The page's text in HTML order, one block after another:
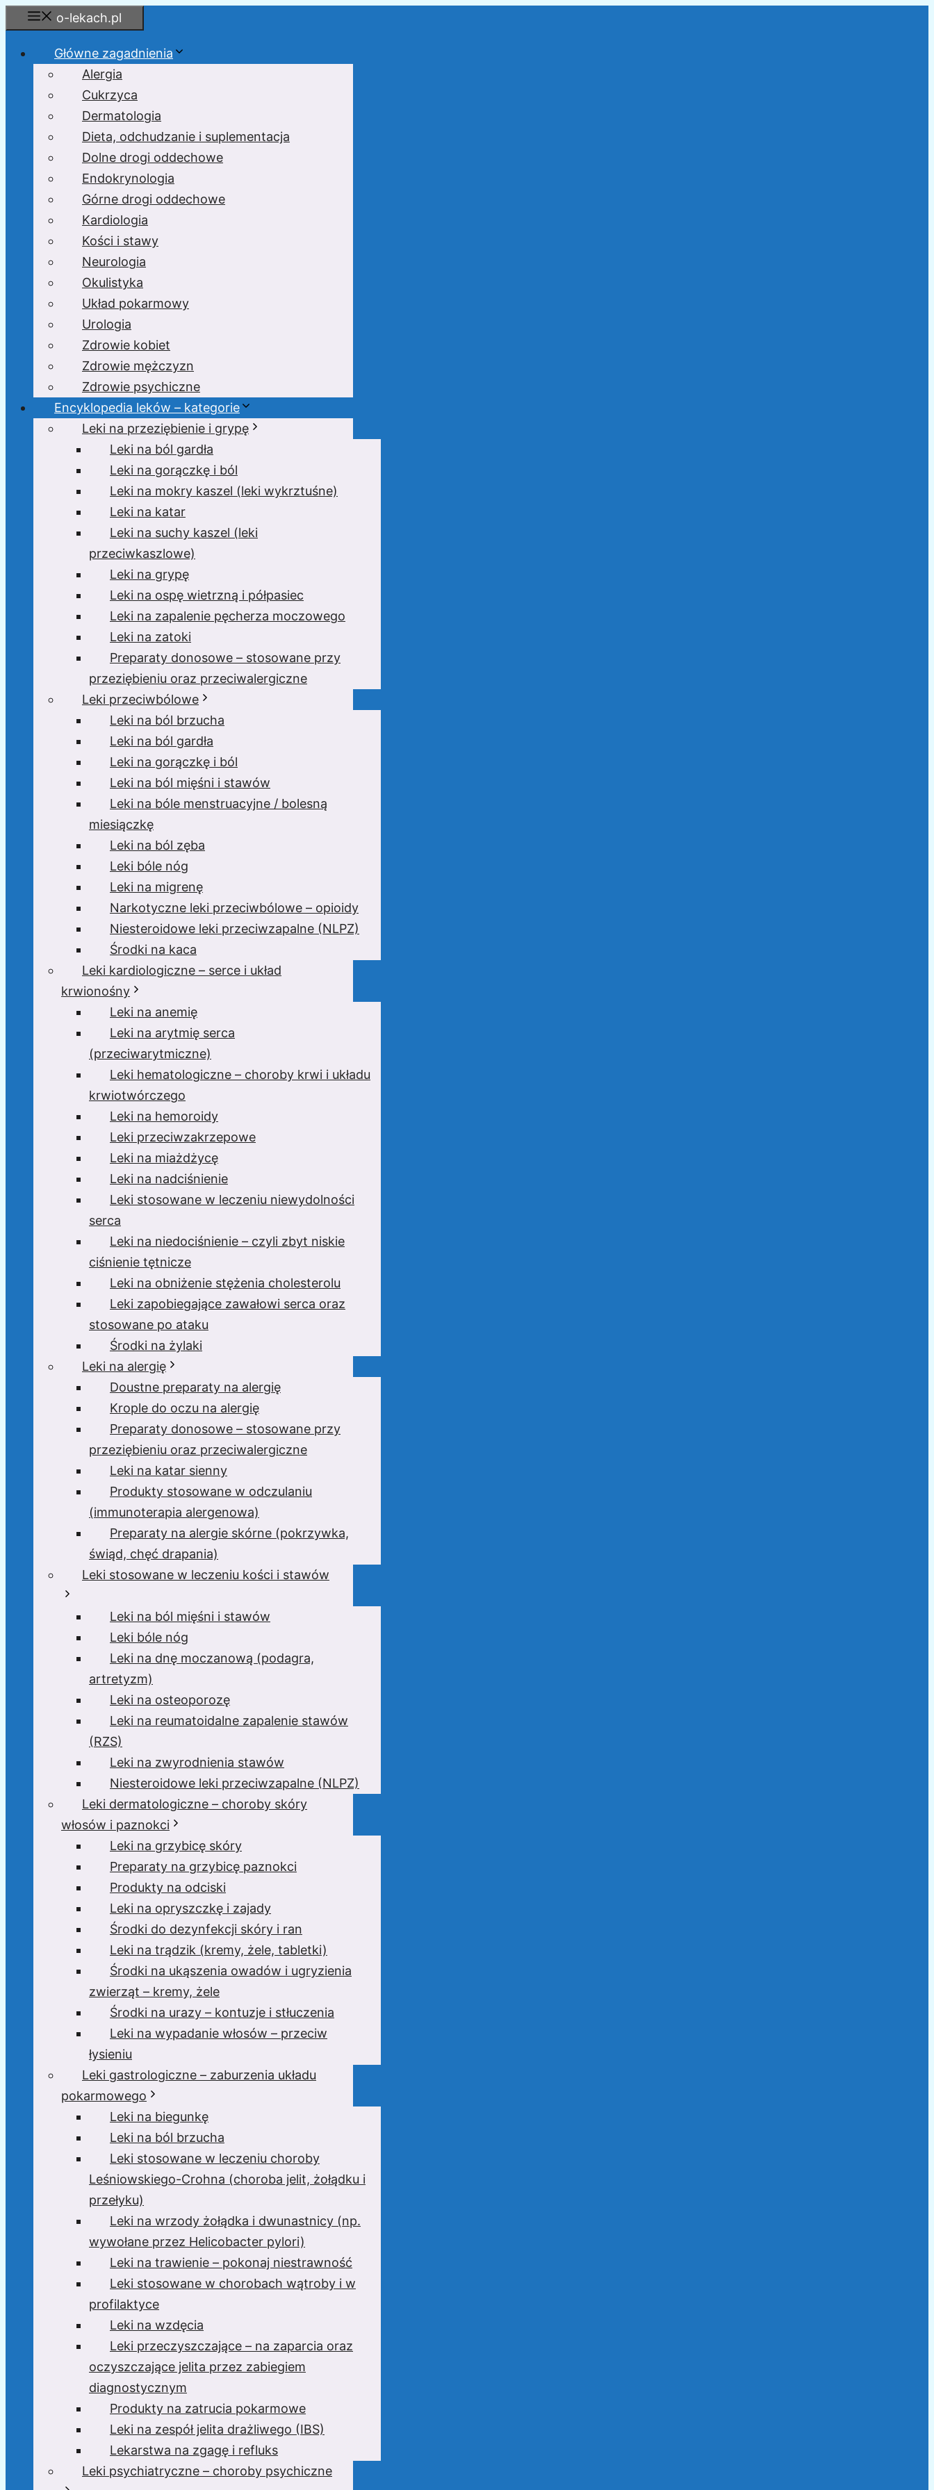
Przejdź
do
o-lekach.pl
Główne zagadnienia
Alergia
Cukrzyca
Dermatologia
Dieta, odchudzanie i suplementacja
Dolne drogi oddechowe
Endokrynologia
Górne drogi oddechowe
Kardiologia
Kości i stawy
Neurologia
Okulistyka
Układ pokarmowy
Urologia
Zdrowie kobiet
Zdrowie mężczyzn
Zdrowie psychiczne
Encyklopedia leków – kategorie
Leki na przeziębienie i grypę
Leki na ból gardła
Leki na gorączkę i ból
Leki na mokry kaszel (leki wykrztuśne)
Leki na katar
Leki na suchy kaszel (leki
przeciwkaszlowe)
Leki na grypę
Leki na ospę wietrzną i półpasiec
Leki na zapalenie pęcherza moczowego
Leki na zatoki
Preparaty donosowe – stosowane przy
przeziębieniu oraz przeciwalergiczne
Leki przeciwbólowe
Leki na ból brzucha
Leki na ból gardła
Leki na gorączkę i ból
Leki na ból mięśni i stawów
Leki na bóle menstruacyjne / bolesną
miesiączkę
Leki na ból zęba
Leki bóle nóg
Leki na migrenę
Narkotyczne leki przeciwbólowe – opioidy
Niesteroidowe leki przeciwzapalne (NLPZ)
Środki na kaca
Leki kardiologiczne – serce i układ
krwionośny
Leki na anemię
Leki na arytmię serca
(przeciwarytmiczne)
Leki hematologiczne – choroby krwi i układu
krwiotwórczego
Leki na hemoroidy
Leki przeciwzakrzepowe
Leki na miażdżycę
Leki na nadciśnienie
Leki stosowane w leczeniu niewydolności
serca
Leki na niedociśnienie – czyli zbyt niskie
ciśnienie tętnicze
Leki na obniżenie stężenia cholesterolu
Leki zapobiegające zawałowi serca oraz
stosowane po ataku
Środki na żylaki
Leki na alergię
Doustne preparaty na alergię
Krople do oczu na alergię
Preparaty donosowe – stosowane przy
przeziębieniu oraz przeciwalergiczne
Leki na katar sienny
Produkty stosowane w odczulaniu
(immunoterapia alergenowa)
Preparaty na alergie skórne (pokrzywka,
świąd, chęć drapania)
Leki stosowane w leczeniu kości i stawów
Leki na ból mięśni i stawów
Leki bóle nóg
Leki na dnę moczanową (podagra,
artretyzm)
Leki na osteoporozę
Leki na reumatoidalne zapalenie stawów
(RZS)
Leki na zwyrodnienia stawów
Niesteroidowe leki przeciwzapalne (NLPZ)
Leki dermatologiczne – choroby skóry
włosów i paznokci
Leki na grzybicę skóry
Preparaty na grzybicę paznokci
Produkty na odciski
Leki na opryszczkę i zajady
Środki do dezynfekcji skóry i ran
Leki na trądzik (kremy, żele, tabletki)
Środki na ukąszenia owadów i ugryzienia
zwierząt – kremy, żele
Środki na urazy – kontuzje i stłuczenia
Leki na wypadanie włosów – przeciw
łysieniu
Leki gastrologiczne – zaburzenia układu
pokarmowego
Leki na biegunkę
Leki na ból brzucha
Leki stosowane w leczeniu choroby
Leśniowskiego-Crohna (choroba jelit, żołądku i
przełyku)
Leki na wrzody żołądka i dwunastnicy (np.
wywołane przez Helicobacter pylori)
Leki na trawienie – pokonaj niestrawność
Leki stosowane w chorobach wątroby i w
profilaktyce
Leki na wzdęcia
Leki przeczyszczające – na zaparcia oraz
oczyszczające jelita przez zabiegiem
diagnostycznym
Produkty na zatrucia pokarmowe
Leki na zespół jelita drażliwego (IBS)
Lekarstwa na zgagę i refluks
Leki psychiatryczne – choroby psychiczne